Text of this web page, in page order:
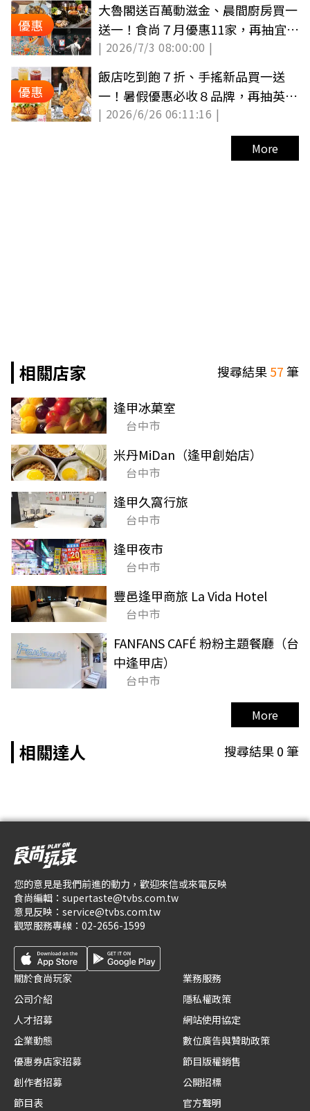
優惠
大魯閣送百萬動滋金、晨間廚房買一
送一！食尚７月優惠11家，再抽宜蘭
民宿（中獎公布）
| 2026/7/3 08:00:00 |
優惠
飯店吃到飽７折、手搖新品買一送
一！暑假優惠必收８品牌，再抽英式
城堡旅宿（中獎公布）
| 2026/6/26 06:11:16 |
More
相關店家 搜尋結果57筆
逢甲冰菓室
台中市
米丹MiDan（逢甲創始店）
台中市
逢甲久窩行旅
台中市
逢甲夜市
台中市
豐邑逢甲商旅 La Vida Hotel
台中市
FANFANS CAFÉ 粉粉主題餐廳（台
中逢甲店）
台中市
More
相關達人 搜尋結果0筆
您的意見是我們前進的動力，歡迎來信或來電反映
食尚編輯： supertaste@tvbs.com.tw
意見反映： service@tvbs.com.tw
觀眾服務專線： 02-2656-1599
關於食尚玩家
公司介紹
人才招募
企業動態
優惠券店家招募
創作者招募
節目表
業務服務
隱私權政策
網站使用協定
數位廣告與贊助政策
節目版權銷售
公開招標
官方聲明